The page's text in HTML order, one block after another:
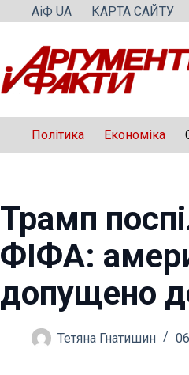
Перейти
вмісту
АіФ UA КАРТА САЙТУ
Політика Економіка
Трамп
ФІФА:
допущено
Тетяна Гнатишин